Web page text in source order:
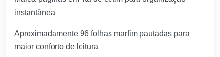
instantânea
Aproximadamente 96 folhas marfim pautadas para
maior conforto de leitura